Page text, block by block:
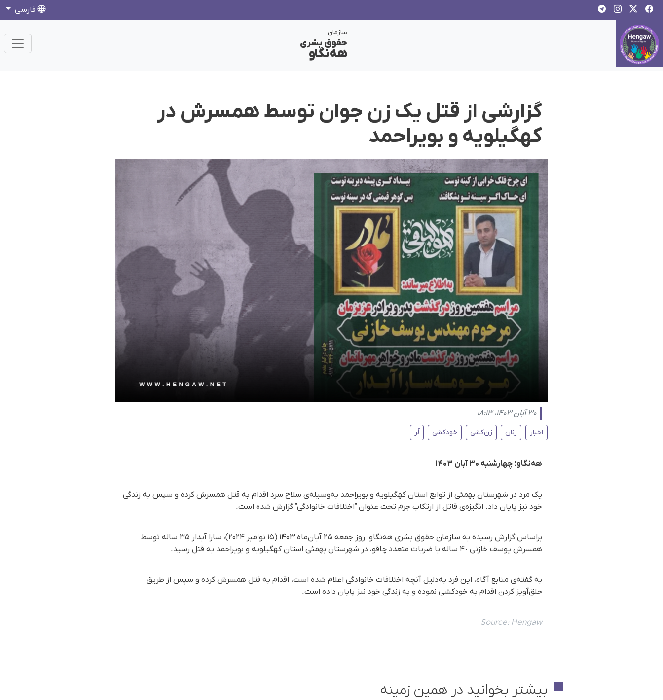
فارسی
سازمان
حقوق بشری
هەنگاو
گزارشی از قتل یک زن جوان توسط همسرش در
کهگیلویه و بویراحمد
۳۰ آبان ۱۴۰۳، ۱۸:۱۳
اخبار زنان زن‌کشی خودکشی لُر
هەنگاو؛ چهارشنبه ۳۰ آبان ۱۴۰۳
یک مرد در شهرستان بهمئی از توابع استان کهگیلویه و بویراحمد به‌وسیله‌ی سلاح سرد اقدام به قتل همسرش کرده و سپس بە زندگی
خود نیز پایان داد. انگیزه‌ی قاتل از ارتکاب جرم تحت عنوان "اختلافات خانوادگی" گزارش شده است.
براساس گزارش رسیده به سازمان حقوق بشری هه‌نگاو، روز جمعه ۲۵ آبان‌ماه ۱۴۰۳ (۱۵ نوامبر ۲۰۲۴)، سارا آبدار ۳۵ ساله توسط
همسرش یوسف خازنی ۴٠ ساله با ضربات متعدد چاقو، در شهرستان بهمئی استان کهگیلویه و بویراحمد به قتل رسید.
به گفته‌ی منابع آگاه، این فرد به‌دلیل آنچه اختلافات خانوادگی اعلام شده است، اقدام به قتل همسرش کرده و سپس از طریق
حلق‌آویز کردن اقدام به خودکشی نموده و به زندگی خود نیز پایان داده است.
Source: Hengaw
بیشتر بخوانید در همین زمینه